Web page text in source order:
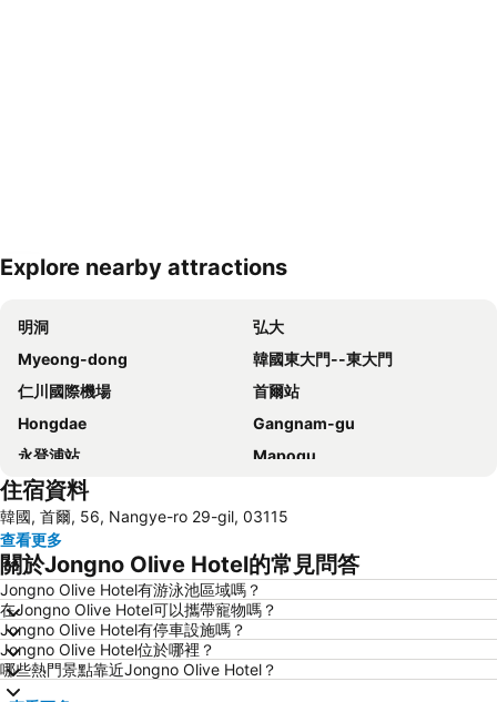
Explore nearby attractions
明洞
弘大
Myeong-dong
韓國東大門--東大門
仁川國際機場
首爾站
Hongdae
Gangnam-gu
永登浦站
Mapogu
弘益大學
COEX商場
梨泰院
龍山站
Seoul
首爾蠶室綜合運動場
Euljiro
Gwanghwamun
Jongno
蠶室棒球場
Dongdaemun Sijang
Lotte World
住宿資料
韓國, 首爾, 56, Nangye-ro 29-gil, 03115
查看更多
關於Jongno Olive Hotel的常見問答
Jongno Olive Hotel有游泳池區域嗎？
在Jongno Olive Hotel可以攜帶寵物嗎？
Jongno Olive Hotel有停車設施嗎？
Jongno Olive Hotel位於哪裡？
哪些熱門景點靠近Jongno Olive Hotel？